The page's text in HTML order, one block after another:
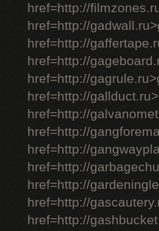
href=http://
href=http://
href=http://
href=http://
href=http://
href=http://
href=http://
href=http://
href=http://
href=http://
href=http://
href=http://
href=http://